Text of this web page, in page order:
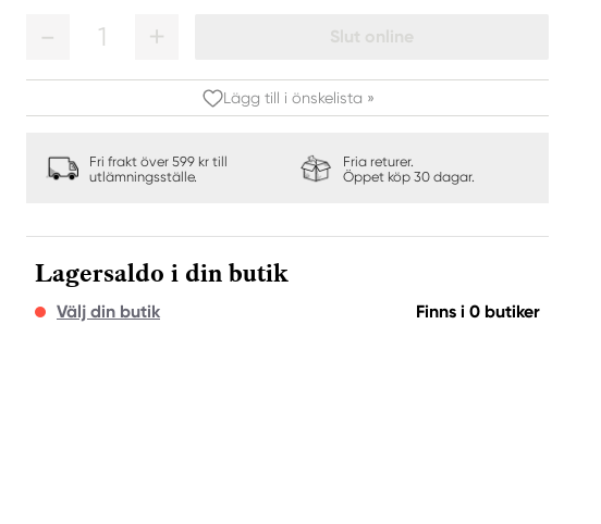
1 Slut online
Lägg till i önskelista »
Fri frakt över 599 kr till
utlämningsställe.
Fria returer.
Öppet köp 30 dagar.
Lagersaldo i din butik
Välj din butik Finns i 0 butiker